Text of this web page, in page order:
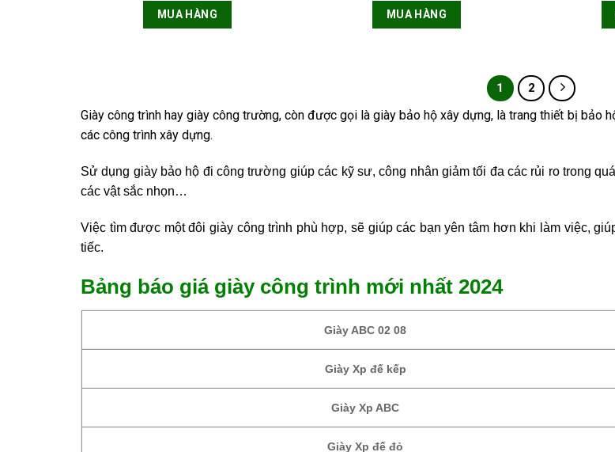
MUA HÀNG MUA HÀNG
1 2
Giày công trình hay giày công trường, còn được gọi là giày bảo hộ xây dựng, là trang thiết bị bảo
các công trình xây dựng.
Sử dụng giày bảo hộ đi công trường giúp các kỹ sư, công nhân giảm tối đa các rủi ro trong
các vật sắc nhọn…
Việc tìm được một đôi giày công trình phù hợp, sẽ giúp các bạn yên tâm hơn khi làm việc,
tiếc.
Bảng báo giá giày công trình mới nhất 2024
Giày ABC 02 08
Giày Xp đế kếp
Giày Xp ABC
Giày Xp đế đỏ